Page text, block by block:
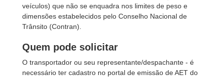
veículos) que não se enquadra nos limites de peso e
dimensões estabelecidos pelo Conselho Nacional de
Trânsito (Contran).
Quem pode solicitar
O transportador ou seu representante/despachante - é
necessário ter cadastro no portal de emissão de AET do